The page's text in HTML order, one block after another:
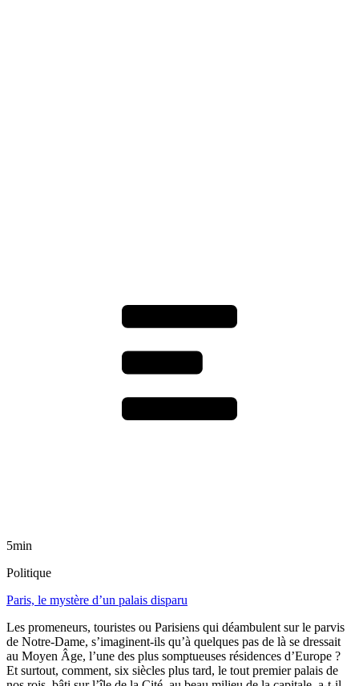
5min
Politique
Paris, le mystère d’un palais disparu
Les promeneurs, touristes ou Parisiens qui déambulent sur le parvis
de Notre-Dame, s’imaginent-ils qu’à quelques pas de là se dressait
au Moyen Âge, l’une des plus somptueuses résidences d’Europe ?
Et surtout, comment, six siècles plus tard, le tout premier palais de